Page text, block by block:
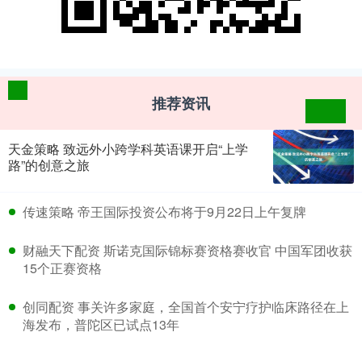
推荐资讯
天金策略 致远外小跨学科英语课开启“上学
路”的创意之旅
​传速策略 帝王国际投资公布将于9月22日上午复牌
​财融天下配资 斯诺克国际锦标赛资格赛收官 中国军团收获
15个正赛资格
​创同配资 事关许多家庭，全国首个安宁疗护临床路径在上
海发布，普陀区已试点13年